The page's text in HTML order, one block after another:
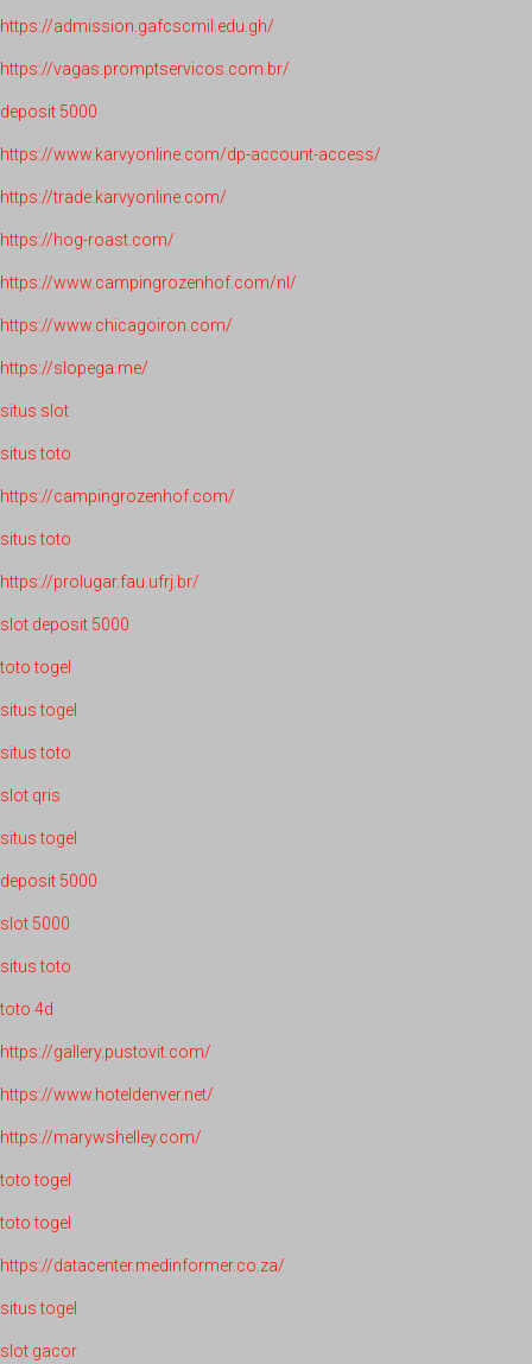
https://admission.gafcscmil.edu.gh/
https://vagas.promptservicos.com.br/
deposit 5000
https://www.karvyonline.com/dp-account-access/
https://trade.karvyonline.com/
https://hog-roast.com/
https://www.campingrozenhof.com/nl/
https://www.chicagoiron.com/
https://slopega.me/
situs slot
situs toto
https://campingrozenhof.com/
situs toto
https://prolugar.fau.ufrj.br/
slot deposit 5000
toto togel
situs togel
situs toto
slot qris
situs togel
deposit 5000
slot 5000
situs toto
toto 4d
https://gallery.pustovit.com/
https://www.hoteldenver.net/
https://marywshelley.com/
toto togel
toto togel
https://datacenter.medinformer.co.za/
situs togel
slot gacor